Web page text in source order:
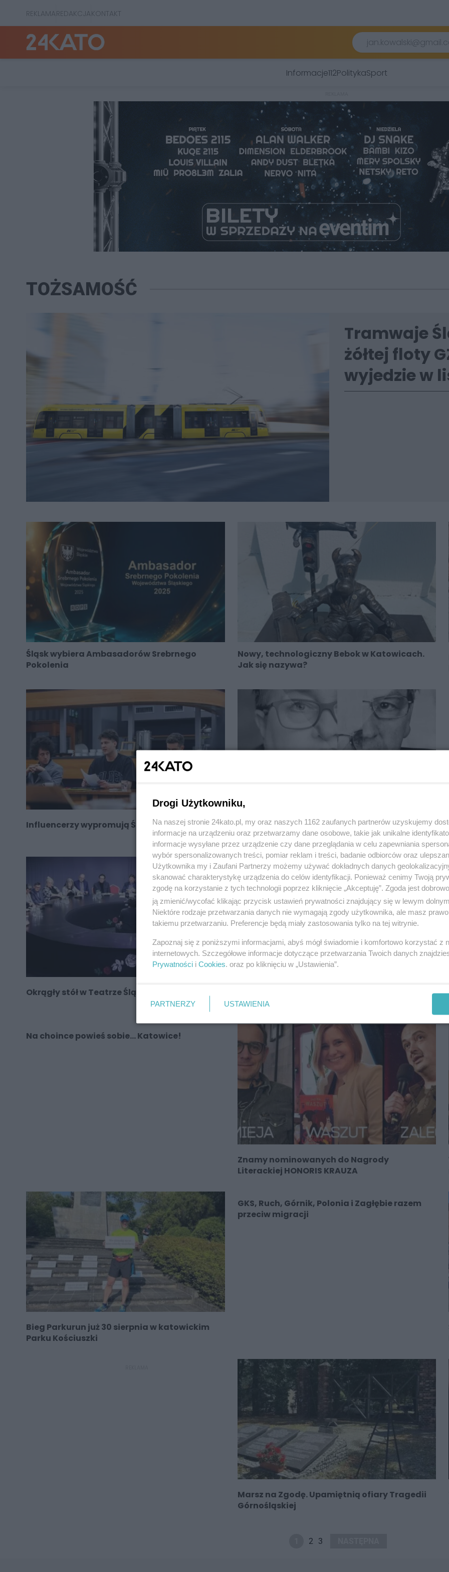
REKLAMAREDAKCJAKONTAKT
Informacje112PolitykaSport
TOŻSAMOŚĆ
Tramwaje
żółtej floty
wyjedzie w
Śląsk wybiera Ambasadorów Srebrnego
Pokolenia
Nowy, technologiczny Bebok w Katowicach.
Jak się nazywa?
Influencerzy wypromują Śląsk i godkę?
Ambasadorzy Śląska 2026 to Grażyna Bułka i
Alojzy Lysko
Okrągły stół w Teatrze Śląskim powraca
Spotkanie z G. Płonką
Na choince powieś sobie… Katowice!
Znamy nominowanych do Nagrody
Literackiej HONORIS KRAUZA
Bieg Parkurun już 30 sierpnia w katowickim
Parku Kościuszki
GKS, Ruch, Górnik, Polonia i Zagłębie razem
przeciw migracji
Marsz na Zgodę. Upamiętnią ofiary Tragedii
Górnośląskiej
2 3
Drogi Użytkowniku,
Na naszej stronie 24kato.pl, my oraz naszych 1162 zaufanych partnerów uzyskujemy
informacje na urządzeniu oraz przetwarzamy dane osobowe, takie jak unikalne
informacje wysyłane przez urządzenie czy dane przeglądania w celu zapewniania
wybór spersonalizowanych treści, pomiar reklam i treści, badanie odbiorców oraz
Użytkownika my i Zaufani Partnerzy możemy używać dokładnych danych
skanować charakterystykę urządzenia do celów identyfikacji. Ponieważ cenimy Twoją
zgodę na korzystanie z tych technologii poprzez kliknięcie „Akceptuję”. Zgoda jest
ją zmienić/wycofać klikając przycisk ustawień prywatności znajdujący się w lewym
Niektóre rodzaje przetwarzania danych nie wymagają zgody użytkownika, ale masz
takiemu przetwarzaniu. Preferencje będą miały zastosowania tylko na tej witrynie.
Zapoznaj się z poniższymi informacjami, abyś mógł świadomie i komfortowo korzystać z
internetowych. Szczegółowe informacje dotyczące przetwarzania Twoich danych
Prywatności i Cookies . oraz po kliknięciu w „Ustawienia”.
PARTNERZY USTAWIENIA